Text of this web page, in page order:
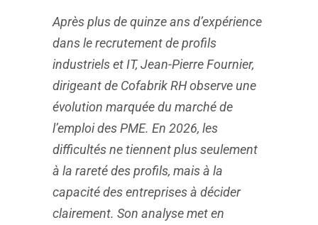
Après plus de quinze ans d’expérience
dans le recrutement de profils
industriels et IT, Jean-Pierre Fournier,
dirigeant de Cofabrik RH observe une
évolution marquée du marché de
l’emploi des PME. En 2026, les
difficultés ne tiennent plus seulement
à la rareté des profils, mais à la
capacité des entreprises à décider
clairement. Son analyse met en